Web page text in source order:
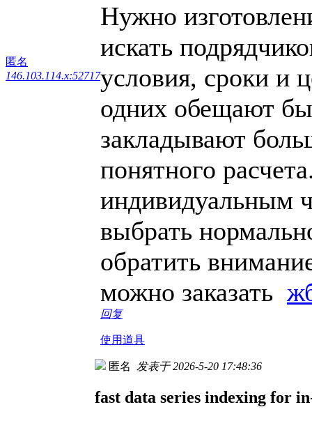
匿名
146.103.114.x:52717
Нужно
искать
условия, сроки и
одних обещают
закладывают
понятного
индивидуальным
выбрать
обратить
можно заказать
回复
使用道具
匿名 发表于 2026-5-20 17:48:36
fast data series indexing for